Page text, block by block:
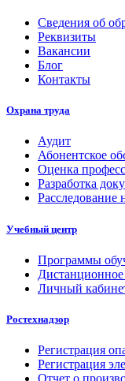
Сведения об
Реквизиты
Вакансии
Блог
Контакты
Охрана труда
Аудит
Абонентское
Оценка
Разработка
Расследование
Учебный центр
Программы
Дистанционное
Личный
Ростехнадзор
Регистрация
Регистрация